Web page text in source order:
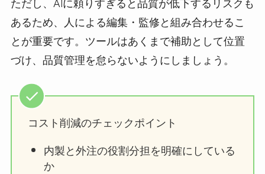
あるため、人による編集・監修と組み合わせるこ
とが重要です。ツールはあくまで補助として位置
づけ、品質管理を怠らないようにしましょう。
コスト削減のチェックポイント
内製と外注の役割分担を明確にしている
か